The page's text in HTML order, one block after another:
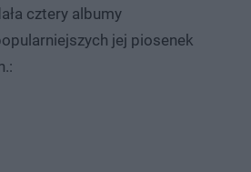
cztery albumy
jej piosenek